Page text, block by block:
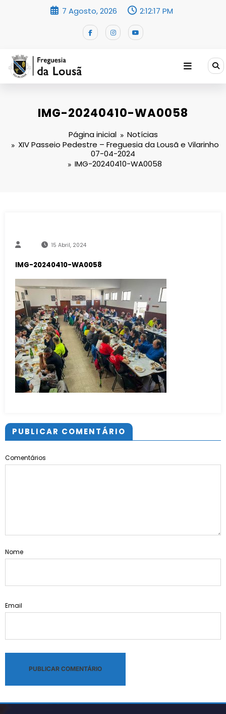
7 Agosto, 2026 2:12:17 PM
IMG-20240410-WA0058
Página inicial
Notícias
XIV Passeio Pedestre – Freguesia da Lousã e Vilarinho
07-04-2024
IMG-20240410-WA0058
15 Abril, 2024
IMG-20240410-WA0058
PUBLICAR COMENTÁRIO
Comentários
Nome
Email